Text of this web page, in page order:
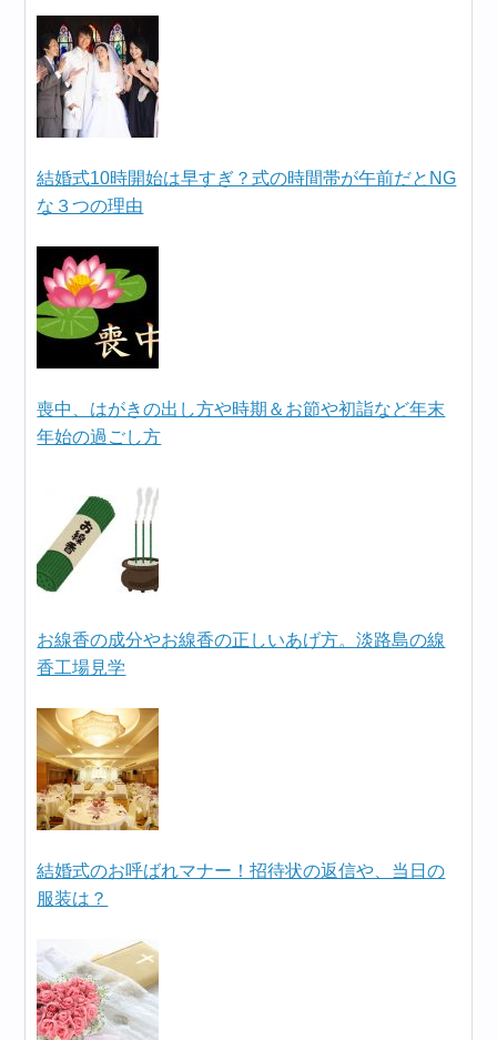
結婚式10時開始は早すぎ？式の時間帯が午前だとNG
な３つの理由
喪中、はがきの出し方や時期＆お節や初詣など年末
年始の過ごし方
お線香の成分やお線香の正しいあげ方。淡路島の線
香工場見学
結婚式のお呼ばれマナー！招待状の返信や、当日の
服装は？